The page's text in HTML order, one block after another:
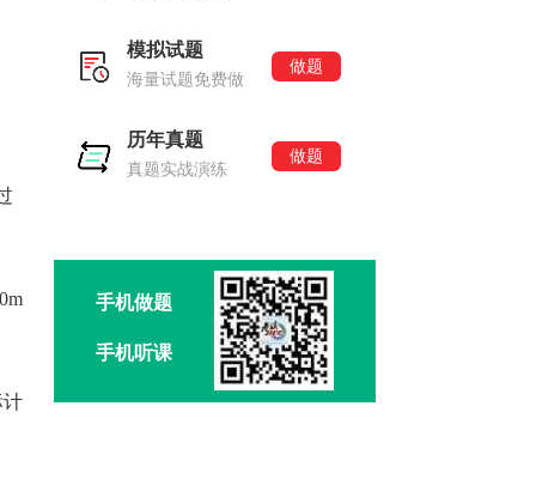
模拟试题
海量试题免费做
做题
历年真题
真题实战演练
做题
手机做题
手机听课